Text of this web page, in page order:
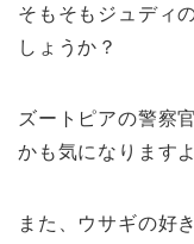
そもそもジュディ
しょうか？
ズートピアの警察
かも気になりますよ
また、ウサギの好